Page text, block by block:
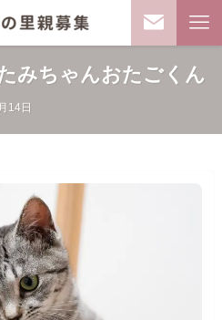
みちゃんおたごくん
14日